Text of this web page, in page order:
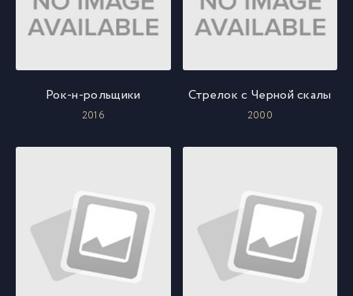
Рок-н-рольщики
2016
Стрелок с Черной скалы
2000